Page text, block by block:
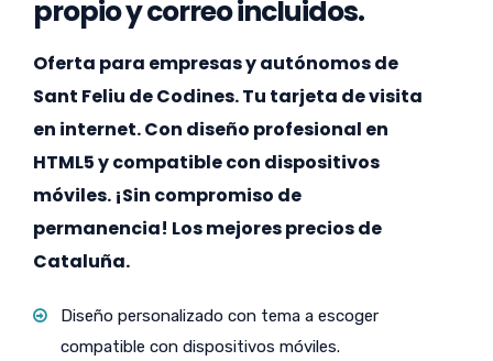
propio y correo incluidos.
Oferta para empresas y autónomos de
Sant Feliu de Codines. Tu tarjeta de visita
en internet. Con diseño profesional en
HTML5 y compatible con dispositivos
móviles. ¡Sin compromiso de
permanencia! Los mejores precios de
Cataluña.
Diseño personalizado con tema a escoger
compatible con dispositivos móviles.